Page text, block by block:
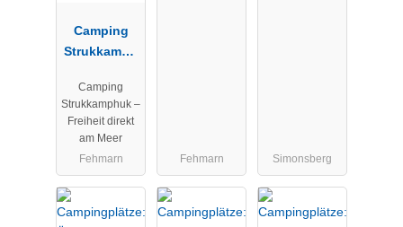
Camping
Strukkamph
Camping
Strukkamphuk –
Freiheit direkt
am Meer
Fehmarn
Fehmarn Simonsberg